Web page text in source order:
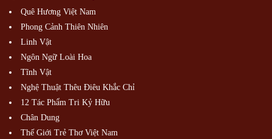
Quê Hương Việt Nam
Phong Cảnh Thiên Nhiên
Linh Vật
Ngôn Ngữ Loài Hoa
Tĩnh Vật
Nghệ Thuật Thêu Điêu Khắc Chỉ
12 Tác Phẩm Tri Kỷ Hữu
Chân Dung
Thế Giới Trẻ Thơ Việt Nam